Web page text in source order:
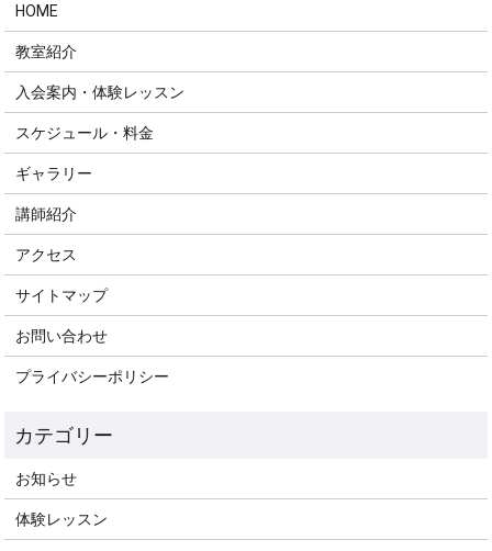
HOME
教室紹介
入会案内・体験レッスン
スケジュール・料金
ギャラリー
講師紹介
アクセス
サイトマップ
お問い合わせ
プライバシーポリシー
お知らせ
体験レッスン